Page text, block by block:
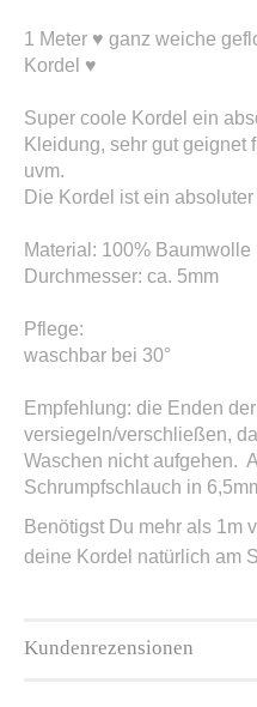
1 Meter ♥ ganz weiche
Kordel ♥
Super coole Kordel ein
Kleidung, sehr gut geignet
uvm.
Die Kordel ist ein
Material: 100% Baumwolle
Durchmesser: ca. 5mm
Pflege:
waschbar bei 30°
Empfehlung: die Enden
versiegeln/verschließen,
Waschen nicht aufgehen.
Schrumpfschlauch in
Benötigst Du mehr als 1m
deine Kordel natürlich am
Kundenrezensionen